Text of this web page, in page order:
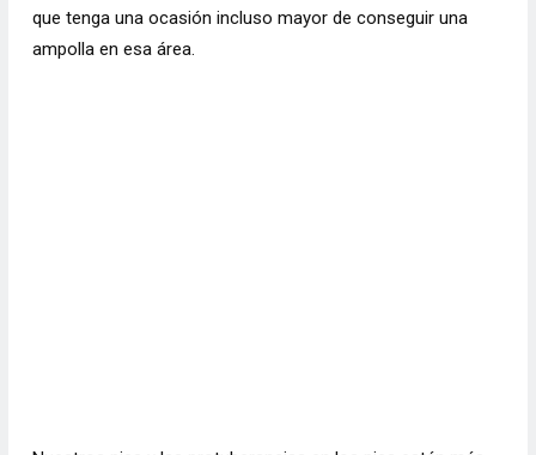
que tenga una ocasión incluso mayor de conseguir una
ampolla en esa área.